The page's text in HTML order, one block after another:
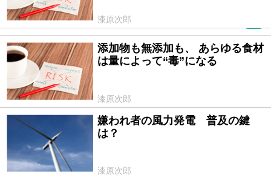
漆原次郎
2014/09/22
添加物も無添加も、 あらゆる食材
は量によって“毒”になる
漆原次郎
2011/08/31
嫌われ者の風力発電 普及の鍵
は？
漆原次郎